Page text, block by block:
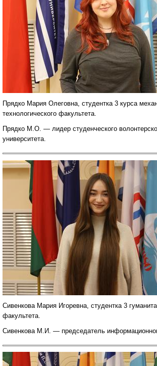
Прядко Мария Олеговна, студентка 3 курса
технологического факультета.
Прядко М.О. — лидер студенческого
университета.
Сивенкова Мария Игоревна, студентка 3
факультета.
Сивенкова М.И. — председатель